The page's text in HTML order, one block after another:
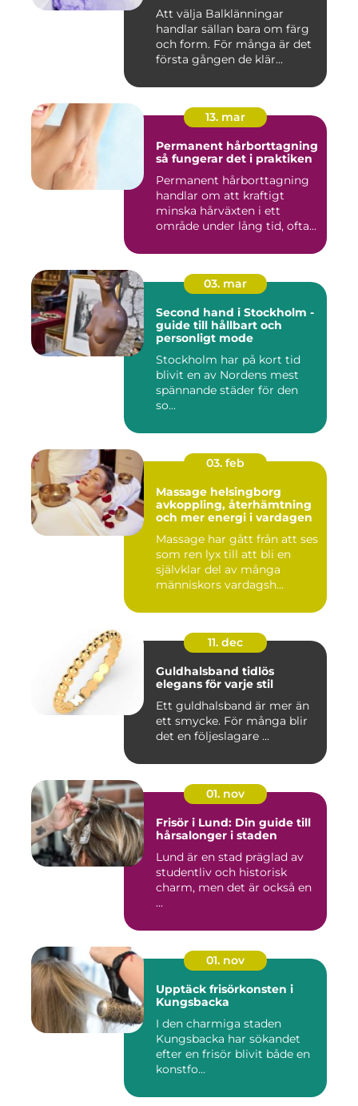
Att välja Balklänningar
handlar sällan bara om färg
och form. För många är det
första gången de klär...
13. mar
Permanent hårborttagning
så fungerar det i praktiken
Permanent hårborttagning
handlar om att kraftigt
minska hårväxten i ett
område under lång tid, ofta
03. mar
Second hand i Stockholm -
guide till hållbart och
personligt mode
Stockholm har på kort tid
blivit en av Nordens mest
spännande städer för den
so...
03. feb
Massage helsingborg
avkoppling, återhämtning
och mer energi i vardagen
Massage har gått från att ses
som ren lyx till att bli en
självklar del av många
människors vardagsh...
11. dec
Guldhalsband tidlös
elegans för varje stil
Ett guldhalsband är mer än
ett smycke. För många blir
det en följeslagare ...
01. nov
Frisör i Lund: Din guide till
hårsalonger i staden
Lund är en stad präglad av
studentliv och historisk
charm, men det är också en
...
01. nov
Upptäck frisörkonsten i
Kungsbacka
I den charmiga staden
Kungsbacka har sökandet
efter en frisör blivit både en
konstfo...